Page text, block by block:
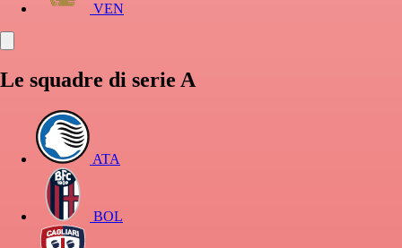
VEN
Le squadre di serie A
ATA
BOL